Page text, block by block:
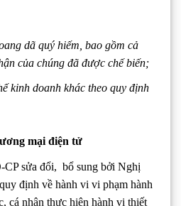
dã quý hiếm, bao gồm cả
của chúng đã được chế biến;
kinh doanh khác theo quy định
mại điện tử
sửa đổi, bổ sung bởi Nghị
định về hành vi vi phạm hành
cá nhân thực hiện hành vi thiết